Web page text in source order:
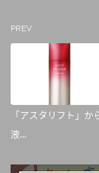
PREV
「アスタリフト」か
液...